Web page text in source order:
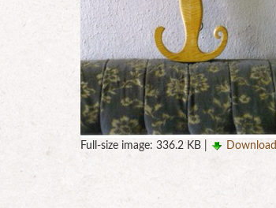
Full-size image: 336.2 KB Download